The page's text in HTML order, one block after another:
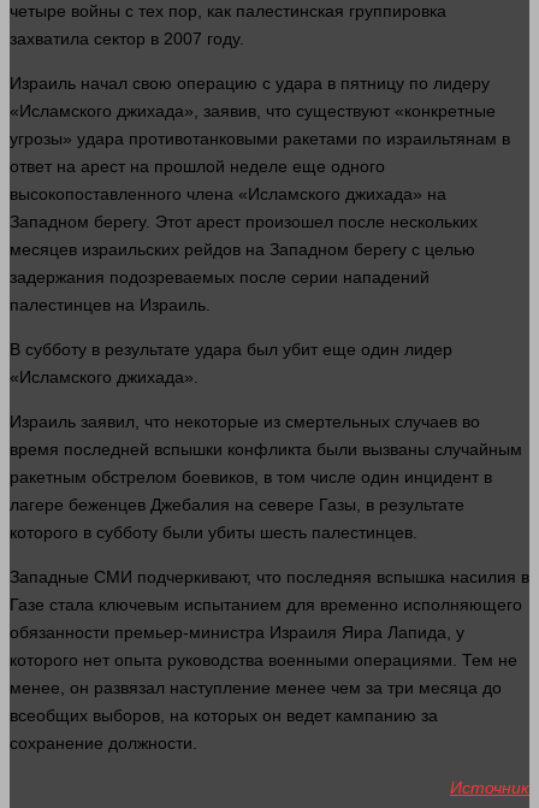
четыре войны с тех пор, как палестинская группировка
захватила сектор в 2007 году.
Израиль начал свою операцию с удара в пятницу по лидеру
«Исламского джихада», заявив, что существуют «конкретные
угрозы» удара противотанковыми ракетами по израильтянам в
ответ на арест на прошлой неделе еще одного
высокопоставленного члена «Исламского джихада» на
Западном берегу. Этот арест произошел после нескольких
месяцев израильских рейдов на Западном берегу с целью
задержания подозреваемых после серии нападений
палестинцев на Израиль.
В субботу в результате удара был убит еще один лидер
«Исламского джихада».
Израиль заявил, что некоторые из смертельных случаев во
время последней вспышки конфликта были вызваны случайным
ракетным обстрелом боевиков, в том числе один инцидент в
лагере беженцев Джебалия на севере Газы, в результате
которого в субботу были убиты шесть палестинцев.
Западные СМИ подчеркивают, что последняя вспышка насилия в
Газе стала ключевым испытанием для временно исполняющего
обязанности премьер-министра Израиля Яира Лапида, у
которого нет опыта руководства военными операциями. Тем не
менее, он развязал наступление менее чем за три месяца до
всеобщих выборов, на которых он ведет кампанию за
сохранение должности.
Источник